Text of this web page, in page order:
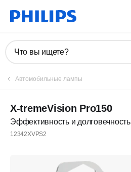
Что вы ищете?
Автомобильные лампы
X-tremeVision Pro150
Эффективность и долговечность
12342XVPS2